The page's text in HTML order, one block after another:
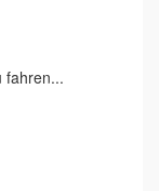
fahren...